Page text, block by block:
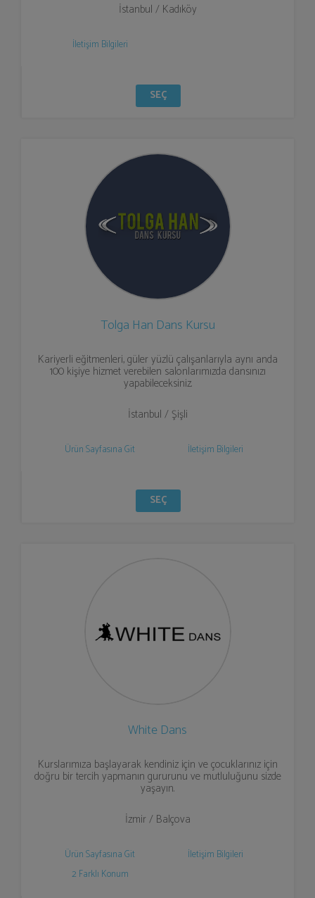
İstanbul / Kadıköy
İletişim Bilgileri
SEÇ
Tolga Han Dans Kursu
Kariyerli eğitmenleri, güler yüzlü çalışanlarıyla aynı anda
100 kişiye hizmet verebilen salonlarımızda dansınızı
yapabileceksiniz.
İstanbul / Şişli
Ürün Sayfasına Git İletişim Bilgileri
SEÇ
White Dans
Kurslarımıza başlayarak kendiniz için ve çocuklarınız için
doğru bir tercih yapmanın gururunu ve mutluluğunu sizde
yaşayın.
İzmir / Balçova
Ürün Sayfasına Git
İletişim Bilgileri
2 Farklı Konum